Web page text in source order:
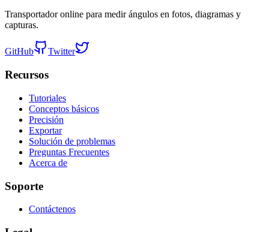
Transportador online para medir ángulos en fotos, diagramas y
capturas.
GitHub Twitter
Recursos
Tutoriales
Conceptos básicos
Precisión
Exportar
Solución de problemas
Preguntas Frecuentes
Acerca de
Soporte
Contáctenos